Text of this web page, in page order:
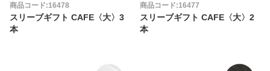
商品コード:16478
スリーブギフト CAFE〈大〉3
本
商品コード:16477
スリーブギフト CAFE〈大〉2
本